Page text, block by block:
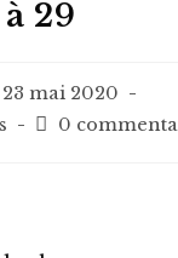
29
23 mai 2020
Post
0